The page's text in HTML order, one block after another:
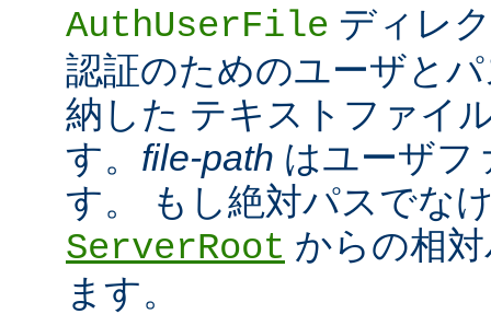
AuthUserFile ディレ
認証のためのユーザと
納した テキストファイ
す。 file-path はユーザフ
す。 もし絶対パスでな
ServerRoot からの相
ます。